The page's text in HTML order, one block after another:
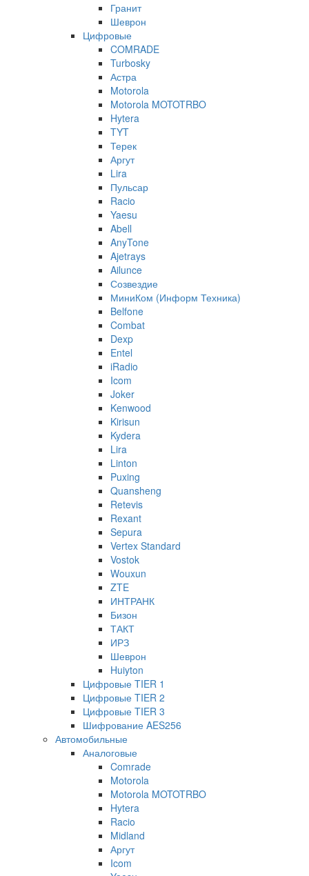
Гранит
Шеврон
Цифровые
COMRADE
Turbosky
Астра
Motorola
Motorola MOTOTRBO
Hytera
TYT
Терек
Аргут
Lira
Пульсар
Racio
Yaesu
Abell
AnyTone
Ajetrays
Ailunce
Созвездие
МиниКом (Информ Техника)
Belfone
Combat
Dexp
Entel
iRadio
Icom
Joker
Kenwood
Kirisun
Kydera
Lira
Linton
Puxing
Quansheng
Retevis
Rexant
Sepura
Vertex Standard
Vostok
Wouxun
ZTE
ИНТРАНК
Бизон
ТАКТ
ИРЗ
Шеврон
Huiyton
Цифровые TIER 1
Цифровые TIER 2
Цифровые TIER 3
Шифрование AES256
Автомобильные
Аналоговые
Comrade
Motorola
Motorola MOTOTRBO
Hytera
Racio
Midland
Аргут
Icom